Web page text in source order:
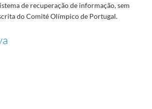
de recuperação de informação, sem
do Comité Olímpico de Portugal.